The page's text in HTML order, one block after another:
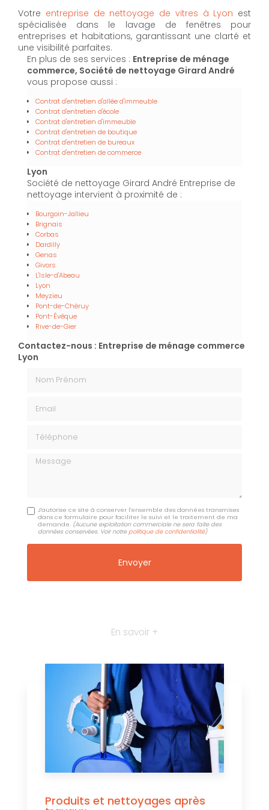
Votre entreprise de nettoyage de vitres à Lyon est
spécialisée dans le lavage de fenêtres pour
entreprises et habitations, garantissant une clarté et
une visibilité parfaites.
En plus de ses services : Entreprise de ménage
commerce, Société de nettoyage Girard André
vous propose aussi :
Contrat d'entretien d'allée d'immeuble
Contrat d'entretien d'école
Contrat d'entretien d'immeuble
Contrat d'entretien de boutique
Contrat d'entretien de bureaux
Contrat d'entretien de commerce
Lyon
Société de nettoyage Girard André Entreprise de
nettoyage intervient à proximité de :
Bourgoin-Jallieu
Brignais
Corbas
Dardilly
Genas
Givors
L'Isle-d'Abeau
Lyon
Meyzieu
Pont-de-Chéruy
Pont-Évêque
Rive-de-Gier
Contactez-nous : Entreprise de ménage commerce
Lyon
Message
J'autorise ce site à conserver l'ensemble des données transmises
dans ce formulaire pour faciliter le suivi et le traitement de ma
demande. (Aucune exploitation commerciale ne sera faite des
données conservées. Voir notre politique de confidentialité)
En savoir +
Produits et nettoyages après